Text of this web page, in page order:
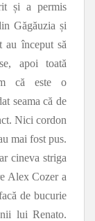
și a permis
Găgăuzia și
au început să
apoi toată
că este o
seama că de
Nici cordon
mai fost pus.
cineva striga
Alex Cozer a
de bucurie
lui Renato.